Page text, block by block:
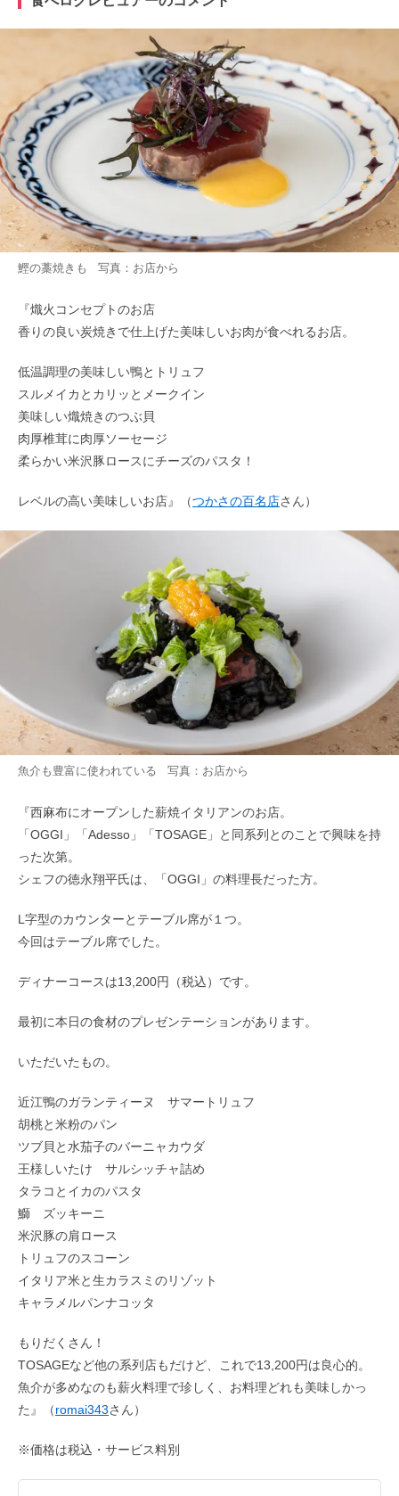
鰹の藁焼きも 写真：お店から
『熾火コンセプトのお店
香りの良い炭焼きで仕上げた美味しいお肉が食べれるお店。
低温調理の美味しい鴨とトリュフ
スルメイカとカリッとメークイン
美味しい熾焼きのつぶ貝
肉厚椎茸に肉厚ソーセージ
柔らかい米沢豚ロースにチーズのパスタ！
レベルの高い美味しいお店』（つかさの百名店さん）
魚介も豊富に使われている 写真：お店から
『西麻布にオープンした薪焼イタリアンのお店。
「OGGI」「Adesso」「TOSAGE」と同系列とのことで興味を持
った次第。
シェフの徳永翔平氏は、「OGGI」の料理長だった方。
L字型のカウンターとテーブル席が１つ。
今回はテーブル席でした。
ディナーコースは13,200円（税込）です。
最初に本日の食材のプレゼンテーションがあります。
いただいたもの。
近江鴨のガランティーヌ サマートリュフ
胡桃と米粉のパン
ツブ貝と水茄子のバーニャカウダ
王様しいたけ サルシッチャ詰め
タラコとイカのパスタ
鰤 ズッキーニ
米沢豚の肩ロース
トリュフのスコーン
イタリア米と生カラスミのリゾット
キャラメルパンナコッタ
もりだくさん！
TOSAGEなど他の系列店もだけど、これで13,200円は良心的。
魚介が多めなのも薪火料理で珍しく、お料理どれも美味しかっ
た』（romai343さん）
※価格は税込・サービス料別